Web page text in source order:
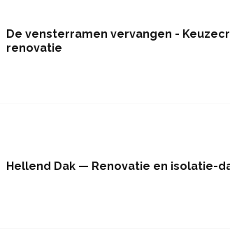
De vensterramen vervangen -
renovatie
Hellend Dak — Renovatie en isolatie-